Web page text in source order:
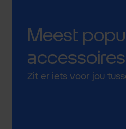
Meest
accessoires
Zit er iets voor jou